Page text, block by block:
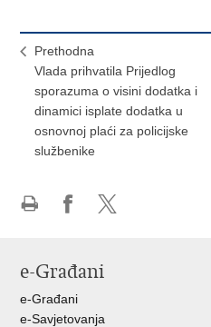
Prethodna
Vlada prihvatila Prijedlog
sporazuma o visini dodatka i
dinamici isplate dodatka u
osnovnoj plaći za policijske
službenike
Facebooku
X-
e-Građani
e-Građani
e-Savjetovanja